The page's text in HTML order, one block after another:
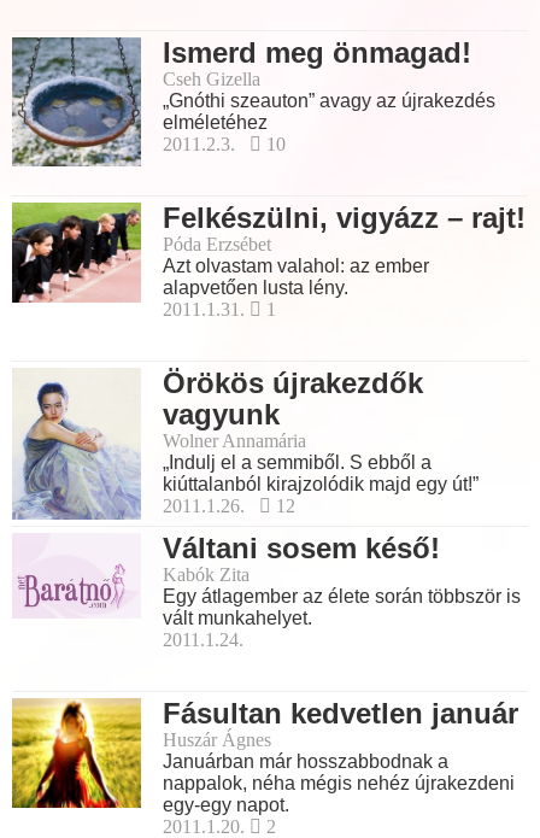
Ismerd meg önmagad!
Cseh Gizella
„Gnóthi szeauton” avagy az újrakezdés
elméletéhez
2011.2.3.
10
Felkészülni, vigyázz – rajt!
Póda Erzsébet
Azt olvastam valahol: az ember
alapvetően lusta lény.
2011.1.31.
1
Örökös újrakezdők
vagyunk
Wolner Annamária
„Indulj el a semmiből. S ebből a
kiúttalanból kirajzolódik majd egy út!”
2011.1.26.
12
Váltani sosem késő!
Kabók Zita
Egy átlagember az élete során többször is
vált munkahelyet.
2011.1.24.
Fásultan kedvetlen január
Huszár Ágnes
Januárban már hosszabbodnak a
nappalok, néha mégis nehéz újrakezdeni
egy-egy napot.
2011.1.20.
2